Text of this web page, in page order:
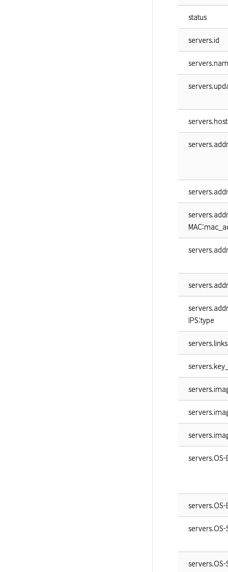
status
servers.id
IPS:type
servers.links
servers.OS-
servers.OS-
servers.OS-